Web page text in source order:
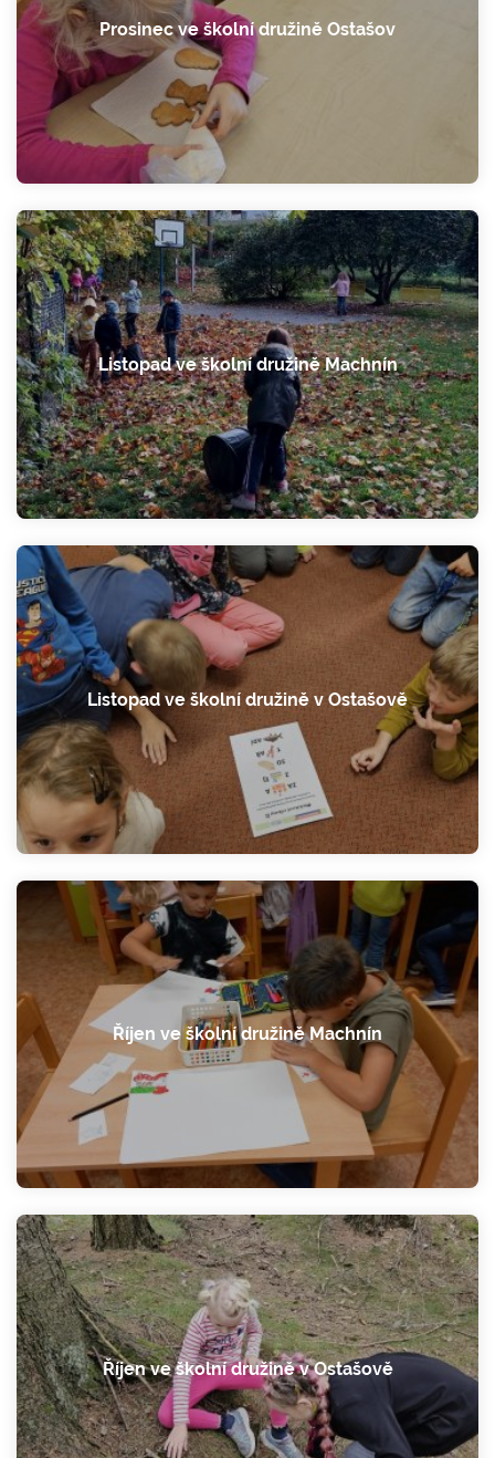
Prosinec ve školní družině Ostašov
Listopad ve školní družině Machnín
Listopad ve školní družině v Ostašově
Říjen ve školní družině Machnín
Říjen ve školní družině v Ostašově